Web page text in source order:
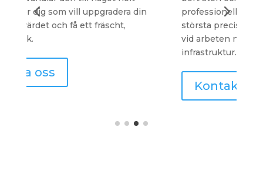
professionell utrustning och arbetar med
största precision, vilket är särskilt viktigt
vid arbeten nära byggnader eller känslig
Kontakta oss